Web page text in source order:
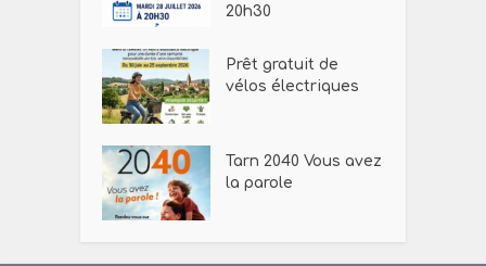
20h30
Prêt gratuit de
vélos électriques
Tarn 2040 Vous avez
la parole